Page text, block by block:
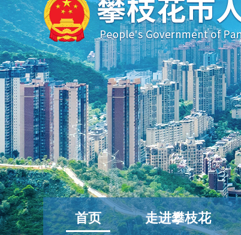
首页 走进攀枝花